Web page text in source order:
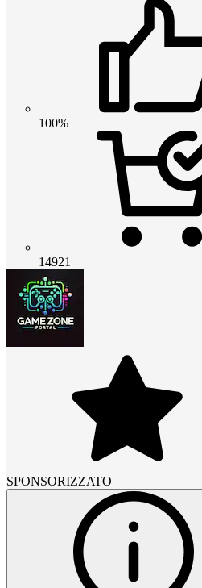
100%
14921
SPONSORIZZATO